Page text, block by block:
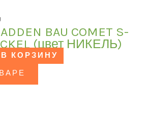
BAU COMET S-
(цвет НИКЕЛЬ)
В КОРЗИНУ